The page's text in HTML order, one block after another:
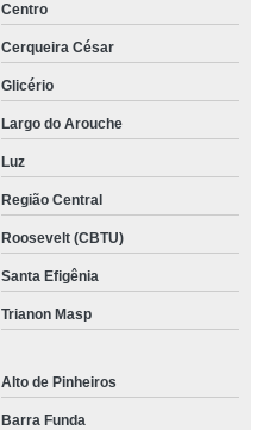
Centro
Cerqueira César
Glicério
Largo do Arouche
Luz
Região Central
Roosevelt (CBTU)
Santa Efigênia
Trianon Masp
Alto de Pinheiros
Barra Funda